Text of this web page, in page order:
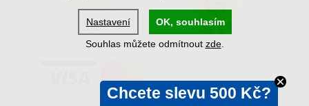
Nastavení
OK, souhlasím
Souhlas můžete odmítnout zde.
Chcete slevu 500 Kč?